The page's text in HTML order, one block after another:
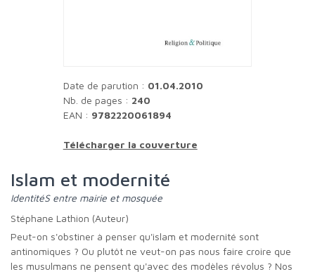
Date de parution : 01.04.2010
Nb. de pages : 240
EAN : 9782220061894
Télécharger la couverture
Islam et modernité
IdentitéS entre mairie et mosquée
Stéphane Lathion (Auteur)
Peut-on s'obstiner à penser qu'islam et modernité sont
antinomiques ? Ou plutôt ne veut-on pas nous faire croire que
les musulmans ne pensent qu'avec des modèles révolus ? Nos